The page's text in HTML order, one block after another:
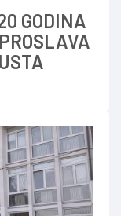
GODINA